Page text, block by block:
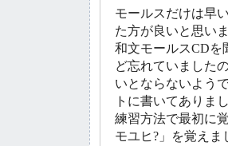
モールスだけは早
た方が良いと思い
和文モールスCDを
ど忘れていました
いとならないよう
トに書いてありま
練習方法で最初に
モユヒ?」を覚えま